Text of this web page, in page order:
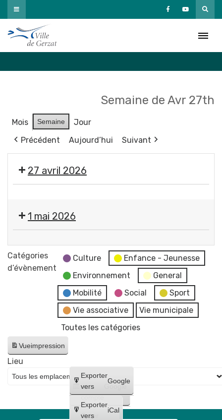
Passer
au
contenu
Semaine de Avr 27th
Mois Semaine
Jour
Précédent
Aujourd’hui Suivant
27 avril 2026
du
Conseil
municipal
1 mai 2026
des
services
Catégories
d’évènement
Culture
Enfance - Jeunesse
Environnement
General
Mobilité
Social
Sport
Vie associative
Vie municipale
Toutes les catégories
Vueimpression
Créer
un
compte
Google
Créer
Exporter
vers
Google
Exporter
vers
iCal
Lieu